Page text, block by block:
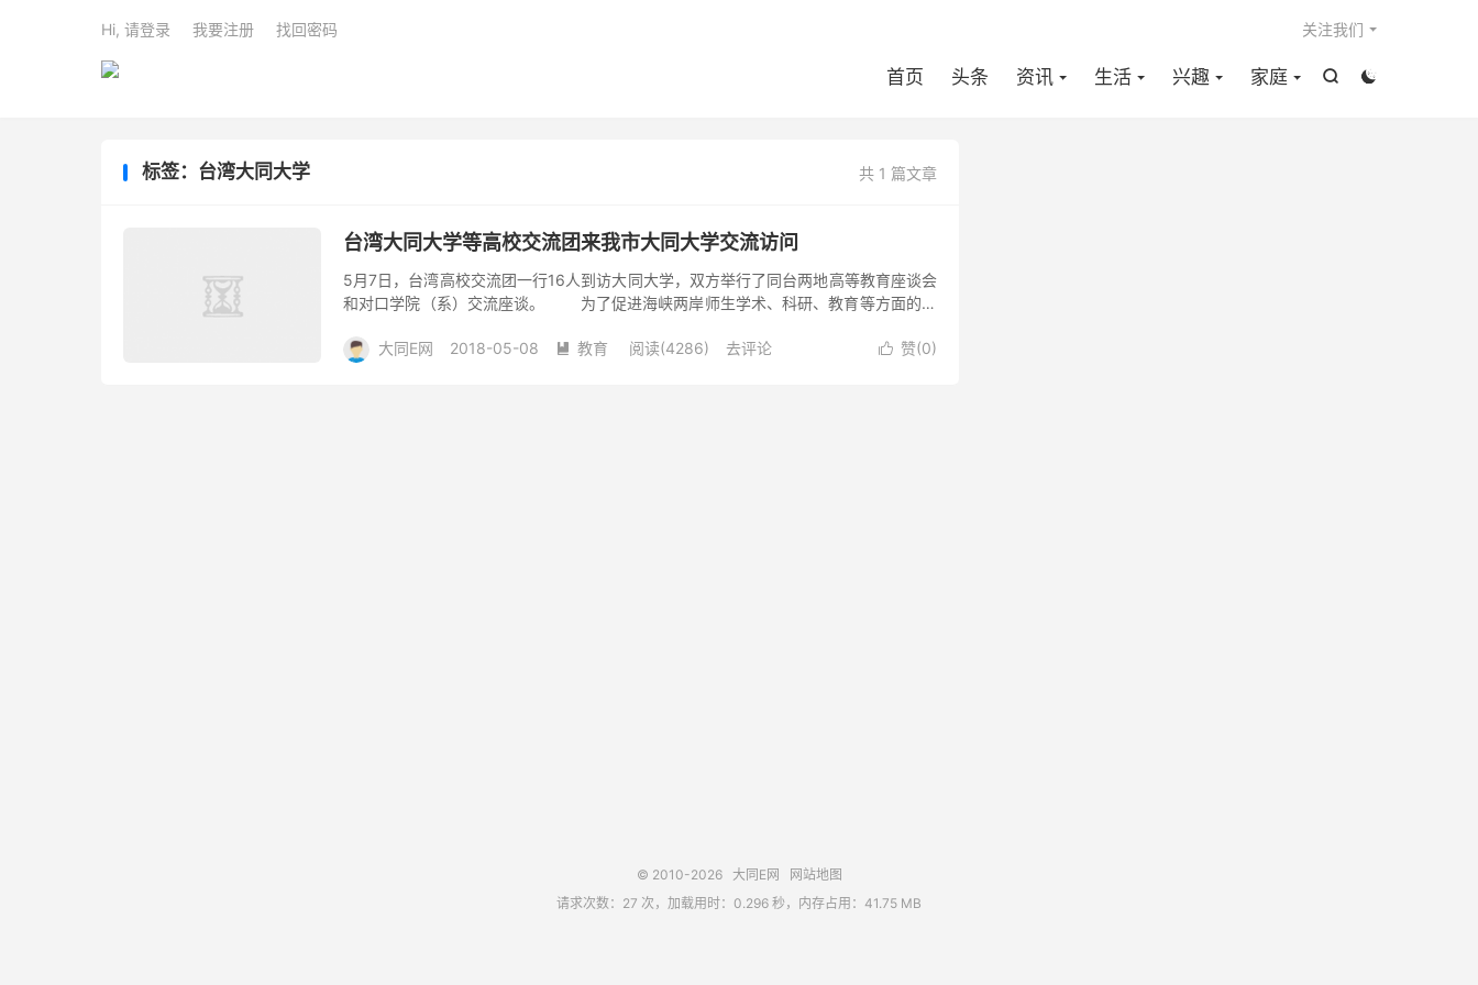


首页 头条 资讯 生活 兴趣 家庭
关注我们
Hi, 请登录 我要注册 找回密码
共 1 篇文章
标签：台湾大同大学
台湾大同大学等高校交流团来我市大同大学交流访问
5月7日，台湾高校交流团一行16人到访大同大学，双方举行了同台两地高等教育座谈会
和对口学院（系）交流座谈。 为了促进海峡两岸师生学术、科研、教育等方面的交
成的台...
 赞(0)
大同E网 2018-05-08  教育 阅读(4286) 去评论
© 2010-2026 大同E网
网站地图
请求次数：27 次，加载用时：0.296 秒，内存占用：41.75 MB